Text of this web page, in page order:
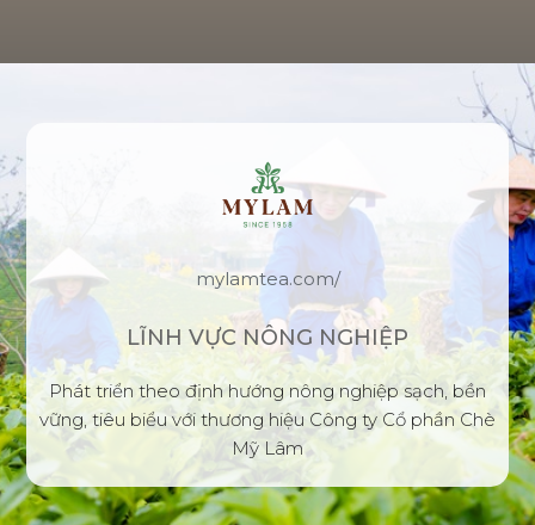
mylamtea.com/
LĨNH VỰC NÔNG NGHIỆP
Phát triển theo định hướng nông nghiệp sạch, bền
vững, tiêu biểu với thương hiệu Công ty Cổ phần Chè
Mỹ Lâm